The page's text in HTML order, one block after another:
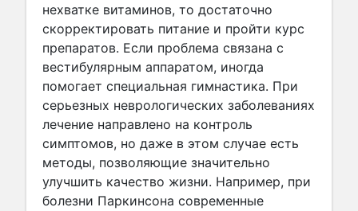
нехватке витаминов, то достаточно
скорректировать питание и пройти курс
препаратов. Если проблема связана с
вестибулярным аппаратом, иногда
помогает специальная гимнастика. При
серьезных неврологических заболеваниях
лечение направлено на контроль
симптомов, но даже в этом случае есть
методы, позволяющие значительно
улучшить качество жизни. Например, при
болезни Паркинсона современные